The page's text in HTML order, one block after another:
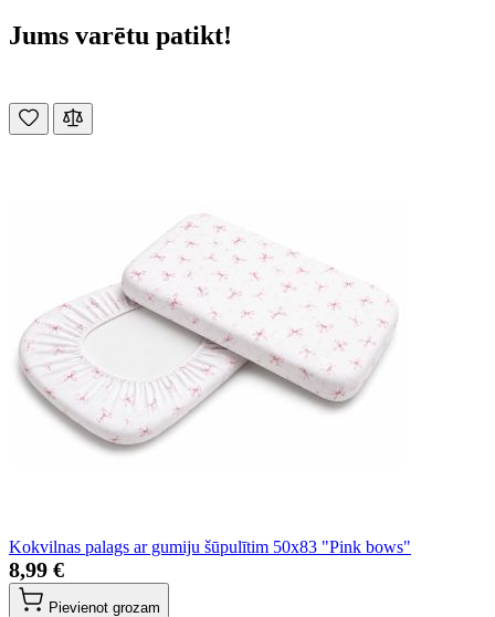
Jums varētu patikt!
Kokvilnas palags ar gumiju šūpulītim 50x83 "Pink bows"
8,99 €
Pievienot grozam